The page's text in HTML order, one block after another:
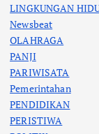
LINGKUNGAN
Newsbeat
OLAHRAGA
PANJI
PARIWISATA
Pemerintahan
PENDIDIKAN
PERISTIWA